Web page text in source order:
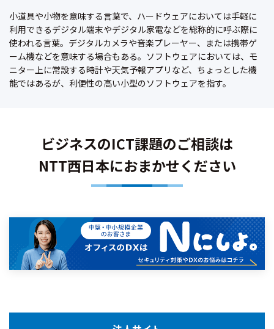
小道具や小物を意味する言葉で、ハードウェアにおいては手軽に
利用できるデジタル端末やデジタル家電などを総称的に呼ぶ際に
使われる言葉。デジタルカメラや音楽プレーヤー、または携帯ゲ
ーム機などを意味する場合もある。ソフトウェアにおいては、モ
ニター上に常設する時計や天気予報アプリなど、ちょっとした機
能ではあるが、利便性の高い小型のソフトウェアを指す。
ビジネスのICT課題のご相談は
NTT西日本におまかせください